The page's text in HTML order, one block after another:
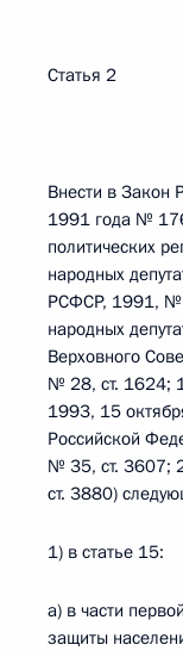
Статья 2
Внести в Закон
1991 года №
политических
народных
РСФСР, 1991, №
народных
Верховного
№ 28, ст. 1624;
1993, 15
Российской
№ 35, ст. 3607;
ст. 3880)
1) в статье 15:
а) в части
защиты